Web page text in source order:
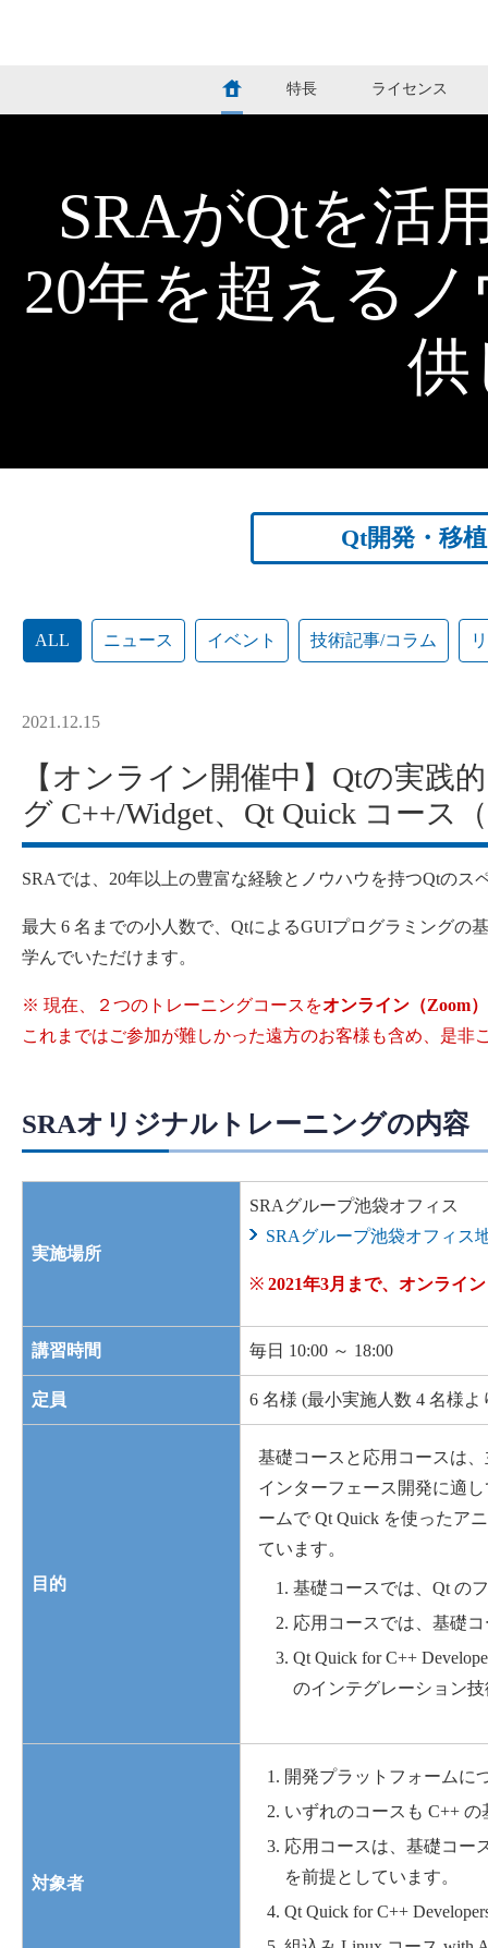
Qtを最大限に活用！SRAプロフェ
特長 ライセンス
SRAがQtを活
20年を超える
供
Qt開発・移
ALL ニュース イベント 技術記事/コラム
2021.12.15
【オンライン開催中】Qtの実践
グ C++/Widget、Qt Quick コース
SRAでは、20年以上の豊富な経験とノウハウを持つQtの
最大 6 名までの小人数で、QtによるGUIプログラミングの
学んでいただけます。
※ 現在、２つのトレーニングコースをオンライン（Zoom
これまではご参加が難しかった遠方のお客様も含め、是非
SRAオリジナルトレーニングの内容
実施場所
SRAグループ池袋オフィス
SRAグループ池袋オフィス
※2021年3月まで、オンライ
講習時間 毎日 10:00 ～ 18:00
定員 6 名様 (最小実施人数 4 名様よ
目的
基礎コースと応用コースは
インターフェース開発に適
ームで Qt Quick を使ったア
ています。
基礎コースでは、Qt の
応用コースでは、基礎
Qt Quick for C++
のインテグレーション
対象者
開発プラットフォームに
いずれのコースも C++
応用コースは、基礎コー
を前提としています。
Qt Quick for C++